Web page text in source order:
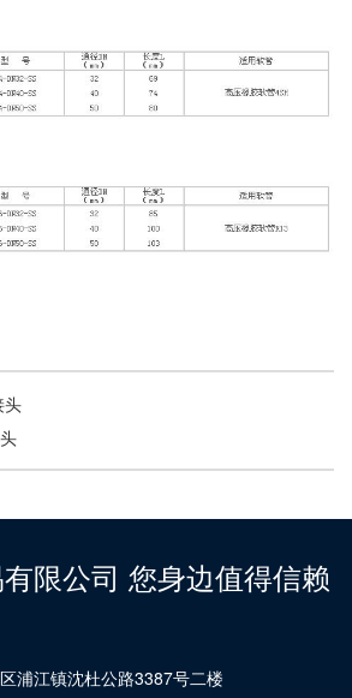
头
限公司 您身边值得信赖
浦江镇沈杜公路3387号二楼